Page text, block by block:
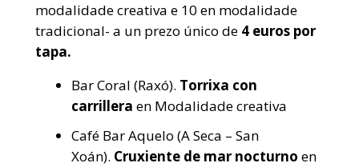
modalidade creativa e 10 en modalidade
tradicional- a un prezo único de 4 euros por
tapa.
Bar Coral (Raxó). Torrixa con
carrillera en Modalidade creativa
Café Bar Aquelo (A Seca – San
Xoán). Cruxiente de mar nocturno en